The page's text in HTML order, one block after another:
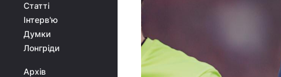
Статті
Інтерв'ю
Думки
Лонгріди
Архів